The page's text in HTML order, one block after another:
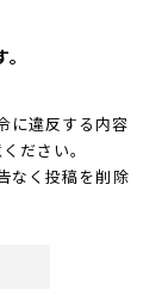
に違反する内容
ださい。
なく投稿を削除